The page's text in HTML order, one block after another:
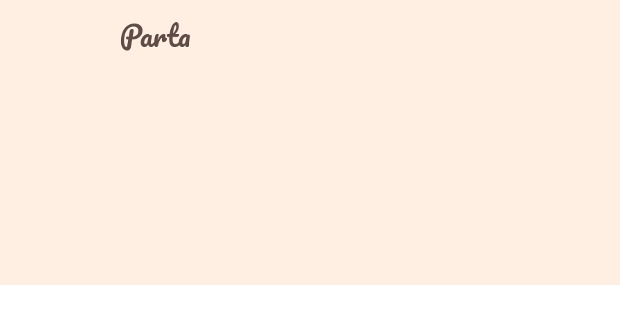
Parta